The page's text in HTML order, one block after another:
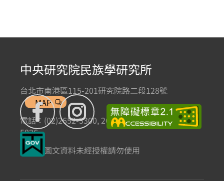
中央研究院民族學研究所
台北市南港區115-201研究院路二段128號
MAP
電話：(02)2652-3300, 2652-3301 傳真：(02)2785-
5836
本網站圖文資料未經授權請勿使用